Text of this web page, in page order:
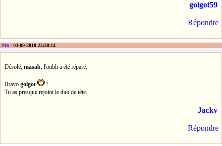
golgot59
Répondre
#16 - 03-09-2018 23:30:14
Désolé, masab , l'oubli a été réparé.
Bravo golgot
!
Tu as presque rejoint le duo de tête.
Jackv
Répondre